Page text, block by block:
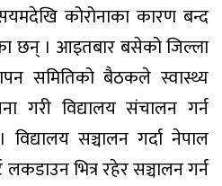
कोरोनाका कारण बन्द
छन् । आइतबार बसेको जिल्ला
समितिको बैठकले स्वास्थ्य
गरी विद्यालय संचालन गर्न
सञ्चालन गर्दा नेपाल
भित्र रहेर सञ्चालन गर्न